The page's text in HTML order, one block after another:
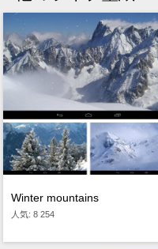
Winter mountains
人気: 8 254